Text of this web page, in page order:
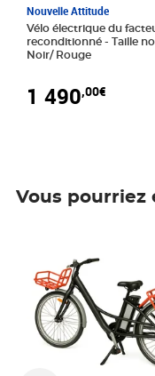
Nouvelle Attitude
Vélo électrique du
reconditionné - Taille normale -
Noir/ Rouge
1 490,00€
Vous pourriez